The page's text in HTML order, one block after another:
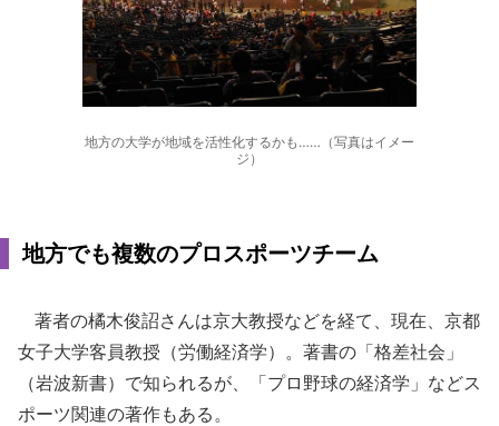
地方の大学が地域を活性化するかも……（写真はイメー
ジ）
地方でも複数のプロスポーツチーム
著者の橘木俊詔さんは京大教授などを経て、現在、京都
女子大学客員教授（労働経済学）。著書の「格差社会」
（岩波新書）で知られるが、「プロ野球の経済学」などス
ポーツ関連の著作もある。